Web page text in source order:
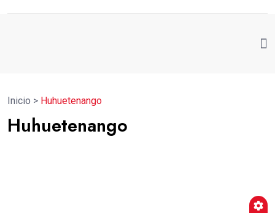
Inicio > Huhuetenango
Huhuetenango